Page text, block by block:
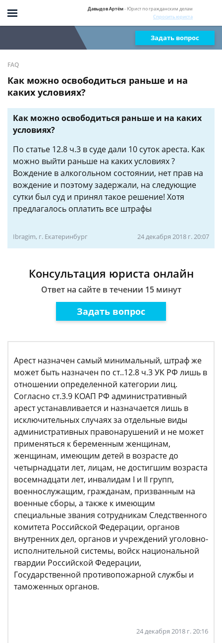
Давыдов Артём- Юрист по гражданским делам
Спросить юриста
Задать вопрос
FAQ
Как можно освободиться раньше и на
каких условиях?
Как можно освободиться раньше и на каких
условиях?
По статье 12.8 ч.3 в суде дали 10 суток ареста. Как
можно выйти раньше на каких условиях ?
Вождение в алкогольном состоянии, нет прав на
вождение и поэтому задержали, на следующие
сутки был суд и принял такое решение! Хотя
предлагалось оплатить все штрафы
Ibragim, г. Екатеринбург 24 декабря 2018 г. 20:07
Консультация юриста онлайн
Ответ на сайте в течении 15 минут
Задать вопрос
Арест назначен самый минимальный, штраф же
может быть назначен по ст..12.8 ч.3 УК РФ лишь в
отношении определенной категории лиц.
Согласно ст.3.9 КОАП РФ административный
арест устанавливается и назначается лишь в
исключительных случаях за отдельные виды
административных правонарушений и не может
применяться к беременным женщинам,
женщинам, имеющим детей в возрасте до
четырнадцати лет, лицам, не достигшим возраста
восемнадцати лет, инвалидам I и II групп,
военнослужащим, гражданам, призванным на
военные сборы, а также к имеющим
специальные звания сотрудникам Следственного
комитета Российской Федерации, органов
внутренних дел, органов и учреждений уголовно-
исполнительной системы, войск национальной
гвардии Российской Федерации,
Государственной противопожарной службы и
таможенных органов.
24 декабря 2018 г. 20:16